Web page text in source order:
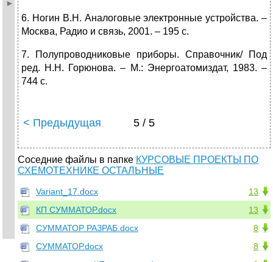
6. Ногин В.Н. Аналоговые электронные устройства. –
Москва, Радио и связь, 2001. – 195 с.
7. Полупроводниковые приборы. Справочник/ Под
ред. Н.Н. Горюнова. – М.: Энергоатомиздат, 1983. –
744 с.
< Предыдущая 5 / 5
Соседние файлы в папке КУРСОВЫЕ ПРОЕКТЫ ПО
СХЕМОТЕХНИКЕ ОСТАЛЬНЫЕ
13
Variant_17.docx
13
КП СУММАТОР.docx
8
СУММАТОР РАЗРАБ.docx
8
СУММАТОР.docx